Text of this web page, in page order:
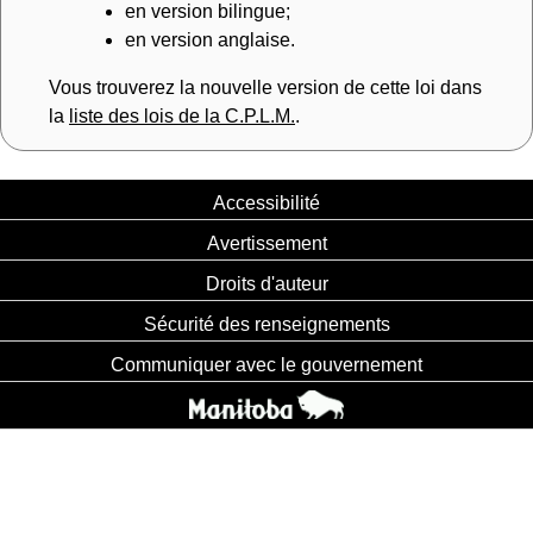
en version bilingue;
en version anglaise.
Vous trouverez la nouvelle version de cette loi dans
la liste des lois de la C.P.L.M..
Accessibilité
Avertissement
Droits d'auteur
Sécurité des renseignements
Communiquer avec le gouvernement